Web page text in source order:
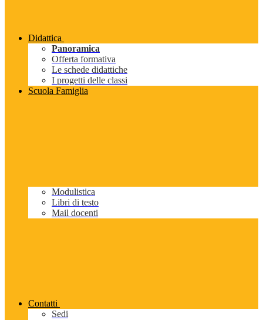
Didattica
Panoramica
Offerta formativa
Le schede didattiche
I progetti delle classi
Scuola Famiglia
Modulistica
Libri di testo
Mail docenti
Contatti
Sedi